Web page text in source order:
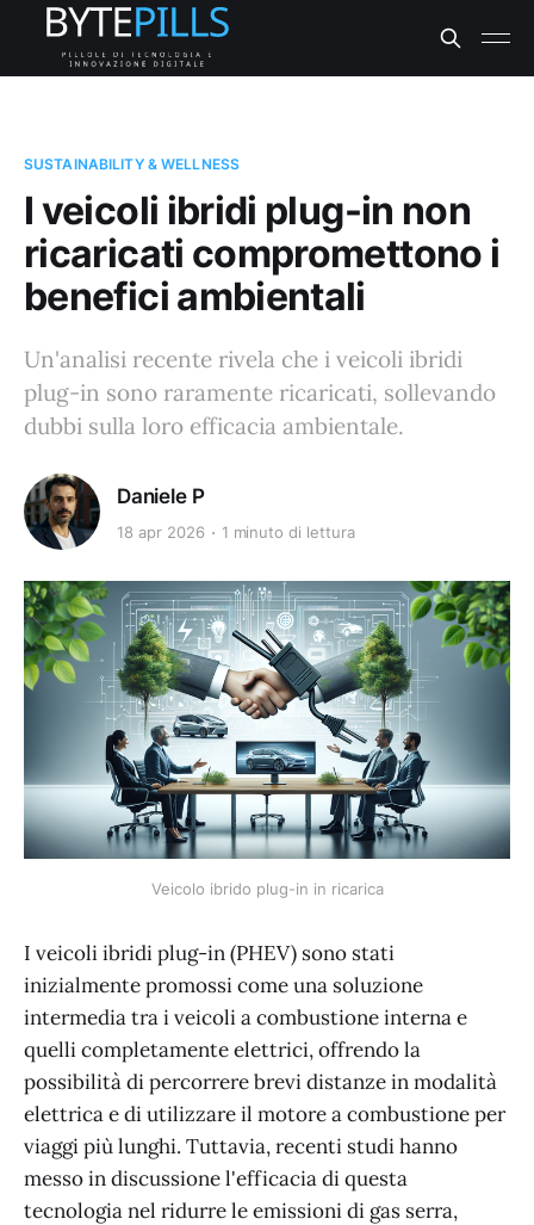
SUSTAINABILITY & WELLNESS
I veicoli ibridi plug-in non
ricaricati compromettono i
benefici ambientali
Un'analisi recente rivela che i veicoli ibridi
plug-in sono raramente ricaricati, sollevando
dubbi sulla loro efficacia ambientale.
Daniele P
18 apr 2026 1 minuto di lettura
Veicolo ibrido plug-in in ricarica
I veicoli ibridi plug-in (PHEV) sono stati
inizialmente promossi come una soluzione
intermedia tra i veicoli a combustione interna e
quelli completamente elettrici, offrendo la
possibilità di percorrere brevi distanze in modalità
elettrica e di utilizzare il motore a combustione per
viaggi più lunghi. Tuttavia, recenti studi hanno
messo in discussione l'efficacia di questa
tecnologia nel ridurre le emissioni di gas serra,